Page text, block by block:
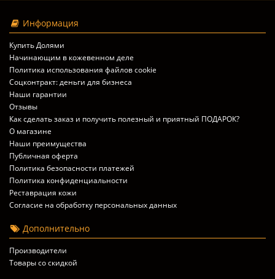
Информация
Купить Долями
Начинающим в кожевенном деле
Политика использования файлов cookie
Соцконтракт: деньги для бизнеса
Наши гарантии
Отзывы
Как сделать заказ и получить полезный и приятный ПОДАРОК?
О магазине
Наши преимущества
Публичная оферта
Политика безопасности платежей
Политика конфиденциальности
Реставрация кожи
Согласие на обработку персональных данных
Дополнительно
Производители
Товары со скидкой